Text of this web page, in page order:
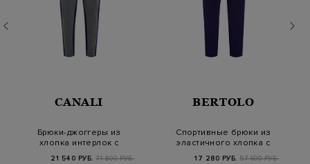
CANALI
Брюки-джоггеры из
хлопка интерлок с
лампасами
21 540 РУБ. 71 800 РУБ.
BERTOLO
Спортивные брюки из
эластичного хлопка с
контрастной о…
17 280 РУБ. 57 600 РУБ.